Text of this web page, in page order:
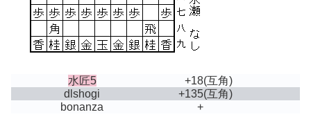
水匠5 +18(互角)
dlshogi
+135(互角)
bonanza
+